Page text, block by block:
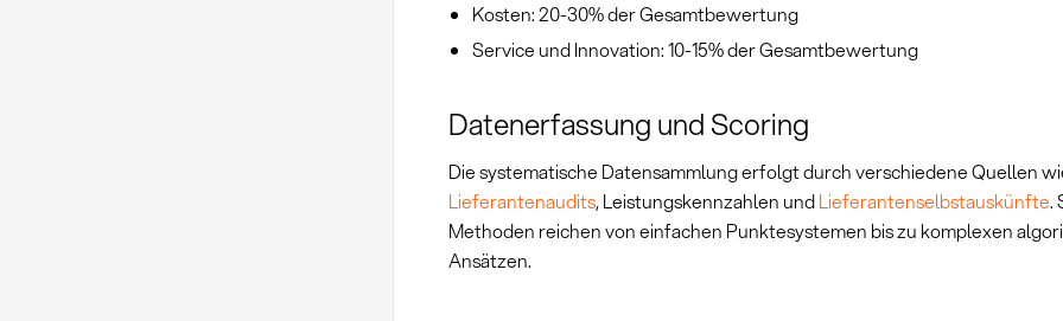
Kosten: 20-30% der Gesamtbewertung
Service und Innovation: 10-15% der Gesamtbewertung
Datenerfassung und Scoring
Die systematische Datensammlung erfolgt durch verschiedene Quellen
Lieferantenaudits, Leistungskennzahlen undLieferantenselbstauskünfte.
Methoden reichen von einfachen Punktesystemen bis zu komplexen
Ansätzen.